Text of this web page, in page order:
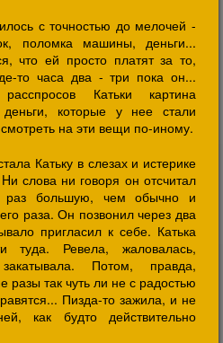
с точностью до мелочей -
поломка машины, деньги...
что ей просто платят за то,
то часа два - три пока он...
Катьки картина
которые у нее стали
на эти вещи по-иному.
Катьку в слезах и истерике
слова ни говоря он отсчитал
раз большую, чем обычно и
раза. Он позвонил через два
пригласил к себе. Катька
туда. Ревела, жаловалась,
Потом, правда,
разы так чуть ли не с радостью
Пизда-то зажила, и не
как будто действительно